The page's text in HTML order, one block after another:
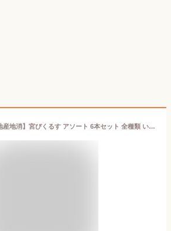
【地域貢献】【地産地消】宮ぴくるす アソート 6本セット 全種類 いろいろ野菜 宇都宮産しいたけ 栃木県産大豆 うずらの卵 ぷちとまと かんぴょうと根菜 160g×6 ピクルス 中野嘉兵衛商店 もろみ酢 無添加 保存料不使用 賞味期限 製造日より6ヶ月 未開封時 常温保存